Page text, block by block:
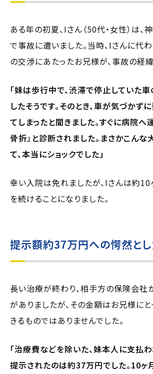
ある年の初夏、Iさん（50代・女性）は
で事故に遭いました。当時、Iさんに代
の交渉にあたったお兄様が、事故の経緯
「妹は歩行中で、渋滞で停止していた
したそうです。そのとき、車が気づかず
てしまったと聞きました。すぐに病院へ
骨折』と診断されました。まさかこん
て、本当にショックでした」
幸い入院は免れましたが、Iさんは約10
を続けることになりました。
提示額約37万円への愕然と
長い治療が終わり、相手方の保険会社
がありましたが、その金額はお兄様に
きるものではありませんでした。
「治療費などを除いた、妹本人に支払
提示されたのは約37万円でした。10ヶ